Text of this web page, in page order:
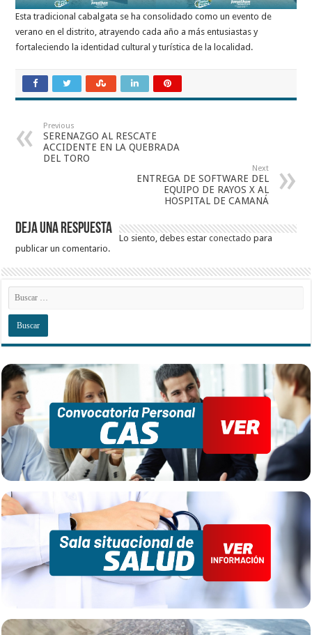
Esta tradicional cabalgata se ha consolidado como un evento de
verano en el distrito, atrayendo cada año a más entusiastas y
fortaleciendo la identidad cultural y turística de la localidad.
Previous
SERENAZGO AL RESCATE
ACCIDENTE EN LA QUEBRADA
DEL TORO
Next
ENTREGA DE SOFTWARE DEL
EQUIPO DE RAYOS X AL
HOSPITAL DE CAMANÁ
Deja una respuesta
Lo siento, debes estarconectado para
publicar un comentario.